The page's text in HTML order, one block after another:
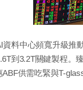
資料中心頻寬升級
到3.2T關鍵製程
供需吃緊與T-